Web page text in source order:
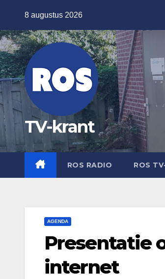
de
inhoud
8 augustus 2026
TV-krant
ROS RADIO ROS
AGENDA
Presentatie
internet